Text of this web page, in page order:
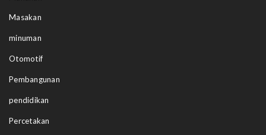
Masakan
minuman
Otomotif
Pembangunan
pendidikan
Percetakan